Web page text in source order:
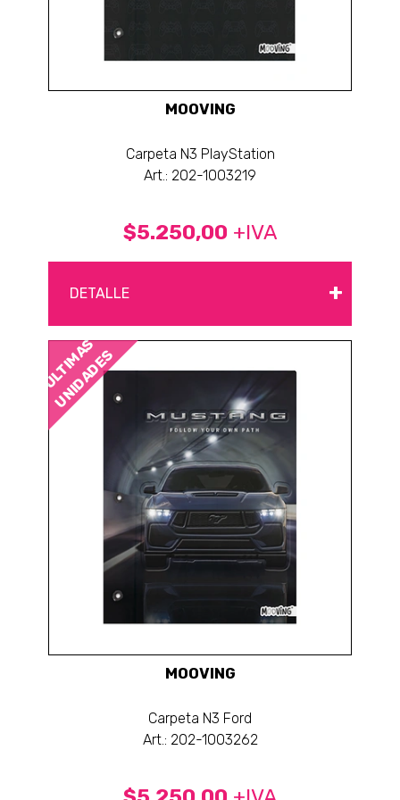
MOOVING
Carpeta N3 PlayStation
Art.: 202-1003219
$5.250,00 +IVA
DETALLE +
ÚLTIMAS
UNIDADES
MOOVING
Carpeta N3 Ford
Art.: 202-1003262